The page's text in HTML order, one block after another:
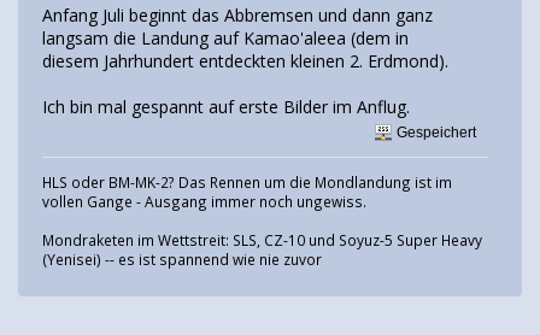
Anfang Juli beginnt das Abbremsen und dann ganz
langsam die Landung auf Kamao'aleea (dem in
diesem Jahrhundert entdeckten kleinen 2. Erdmond).
Ich bin mal gespannt auf erste Bilder im Anflug.
Gespeichert
HLS oder BM-MK-2? Das Rennen um die Mondlandung ist im
vollen Gange - Ausgang immer noch ungewiss.
Mondraketen im Wettstreit: SLS, CZ-10 und Soyuz-5 Super Heavy
(Yenisei) -- es ist spannend wie nie zuvor